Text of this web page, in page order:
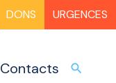
DONS URGENCES
Contacts search